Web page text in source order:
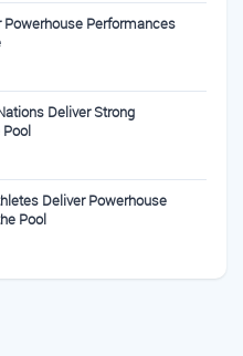
Performances
Deliver Strong
Deliver Powerhouse
Pool